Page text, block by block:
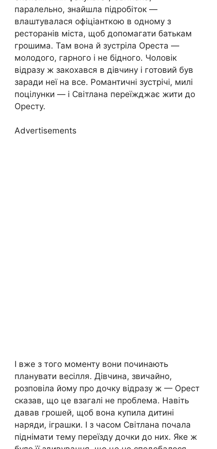
паралельно, знайшла підробіток —
влаштувалася офіціанткою в одному з
ресторанів міста, щоб допомагати батькам
грошима. Там вона й зустріла Ореста —
молодого, гарного і не бідного. Чоловік
відразу ж закохався в дівчину і готовий був
заради неї на все. Романтичні зустрічі, милі
поцілунки — і Світлана переїжджає жити до
Оресту.
Advertisements
І вже з того моменту вони починають
планувати весілля. Дівчина, звичайно,
розповіла йому про дочку відразу ж — Орест
сказав, що це взагалі не проблема. Навіть
давав грошей, щоб вона купила дитині
наряди, іграшки. І з часом Світлана почала
піднімати тему переїзду дочки до них. Яке ж